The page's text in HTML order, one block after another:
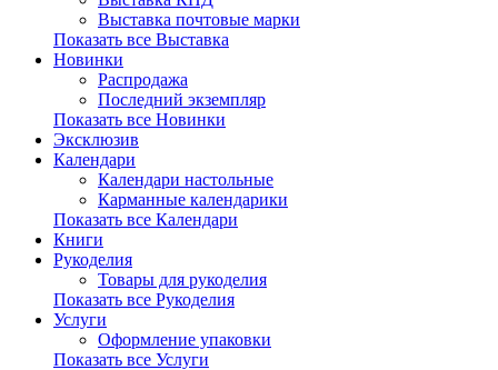
Выставка почтовые марки
Показать все Выставка
Новинки
Распродажа
Последний экземпляр
Показать все Новинки
Эксклюзив
Календари
Календари настольные
Карманные календарики
Показать все Календари
Книги
Рукоделия
Товары для рукоделия
Показать все Рукоделия
Услуги
Оформление упаковки
Показать все Услуги